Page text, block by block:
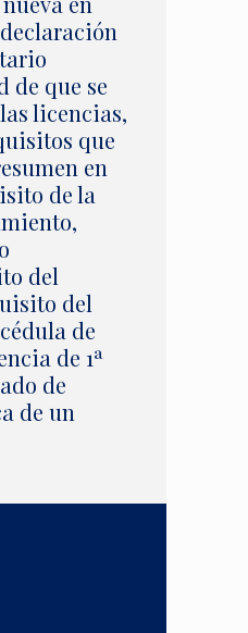
de que se
licencias,
que
en
de la
del
del
de
de 1ª
de
de un